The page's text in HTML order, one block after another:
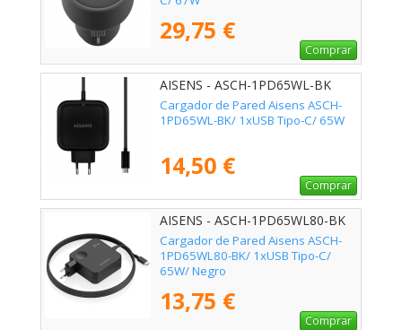
29,75 €
Comprar
AISENS - ASCH-1PD65WL-BK
Cargador de Pared Aisens ASCH-
1PD65WL-BK/ 1xUSB Tipo-C/ 65W
14,50 €
Comprar
AISENS - ASCH-1PD65WL80-BK
Cargador de Pared Aisens ASCH-
1PD65WL80-BK/ 1xUSB Tipo-C/
65W/ Negro
13,75 €
Comprar